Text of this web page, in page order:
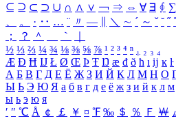
⊆ ⊇ ⊂ ⊃ ∪ ∩ ∧ ∨ ￢ ⇒ ⇔ ∀ ∃ ∮ ∑
、
。 · ‥ … ¨ 〃 ― ＼ ∼ ´ ～ ˇ ˘ ˝ ˚
；
？ ＾ ｀
½ ⅓ ⅔ ¼ ¾ ⅛ ⅜ ⅝ ⅞ ¹ ² ³ ⁴ ⁿ ₁ ₂ ₃ ₄
Æ Ð Ħ Ĳ Ł Ø Œ Þ Ŧ Ŋ æ đ ð ħ ı ĳ ĸ ŀ
А Б В Г Д Е Ё Ж З И Й К Л М Н О
Ы Ь Э Ю Я а б в г д е ё ж з и й к л м
ы ь э ю я
′ ″ ℃ Å ￠ ￡ ￥ ¤ ℉ ‰ ＄ ％ Ｆ ￦